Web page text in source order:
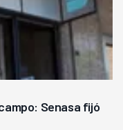
Senasa fijó